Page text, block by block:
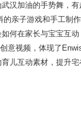
汉加油的手势舞，
的亲子游戏和手工制
何在家长与宝宝互动
意视频，体现了
儿互动素材，提升